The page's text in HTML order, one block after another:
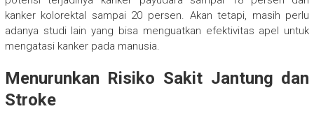
kanker kolorektal sampai 20 persen. Akan tetapi, masih perlu
adanya studi lain yang bisa menguatkan efektivitas apel untuk
mengatasi kanker pada manusia.
Menurunkan Risiko Sakit Jantung dan
Stroke